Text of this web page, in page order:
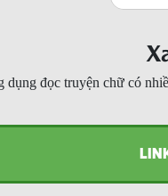
dụng đọc truyện chữ có